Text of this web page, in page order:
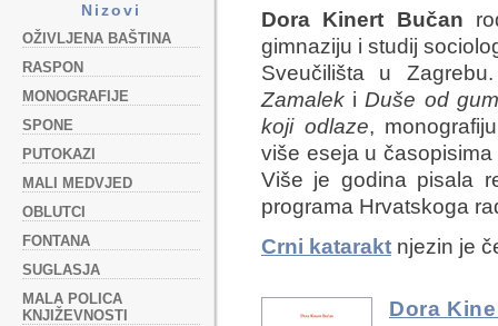
Nizovi
OŽIVLJENA BAŠTINA
RASPON
MONOGRAFIJE
SPONE
PUTOKAZI
MALI MEDVJED
OBLUTCI
FONTANA
SUGLASJA
MALA POLICA
KNJIŽEVNOSTI
Dora Kinert Bučan
gimnaziju i studij
Sveučilišta u
Zamalek iDuše od
koji odlaze,
više eseja u časopisima
Više je godina pisala
programa Hrvatskoga
Crni katarakt njezin je
Dora